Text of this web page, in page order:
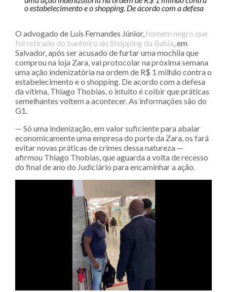
o estabelecimento e o shopping. De acordo com a defesa
O advogado de Luís Fernandes Júnior, homem negro que
foi retirado do banheiro do Shopping da Bahia, em
Salvador, após ser acusado de furtar uma mochila que
comprou na loja Zara, vai protocolar na próxima semana
uma ação indenizatória na ordem de R$ 1 milhão contra o
estabelecimento e o shopping. De acordo com a defesa
da vítima, Thiago Thobias, o intuito é coibir que práticas
semelhantes voltem a acontecer. As informações são do
G1.
— Só uma indenização, em valor suficiente para abalar
economicamente uma empresa do porte da Zara, os fará
evitar novas práticas de crimes dessa natureza —
afirmou Thiago Thobias, que aguarda a volta de recesso
do final de ano do Judiciário para encaminhar a ação.